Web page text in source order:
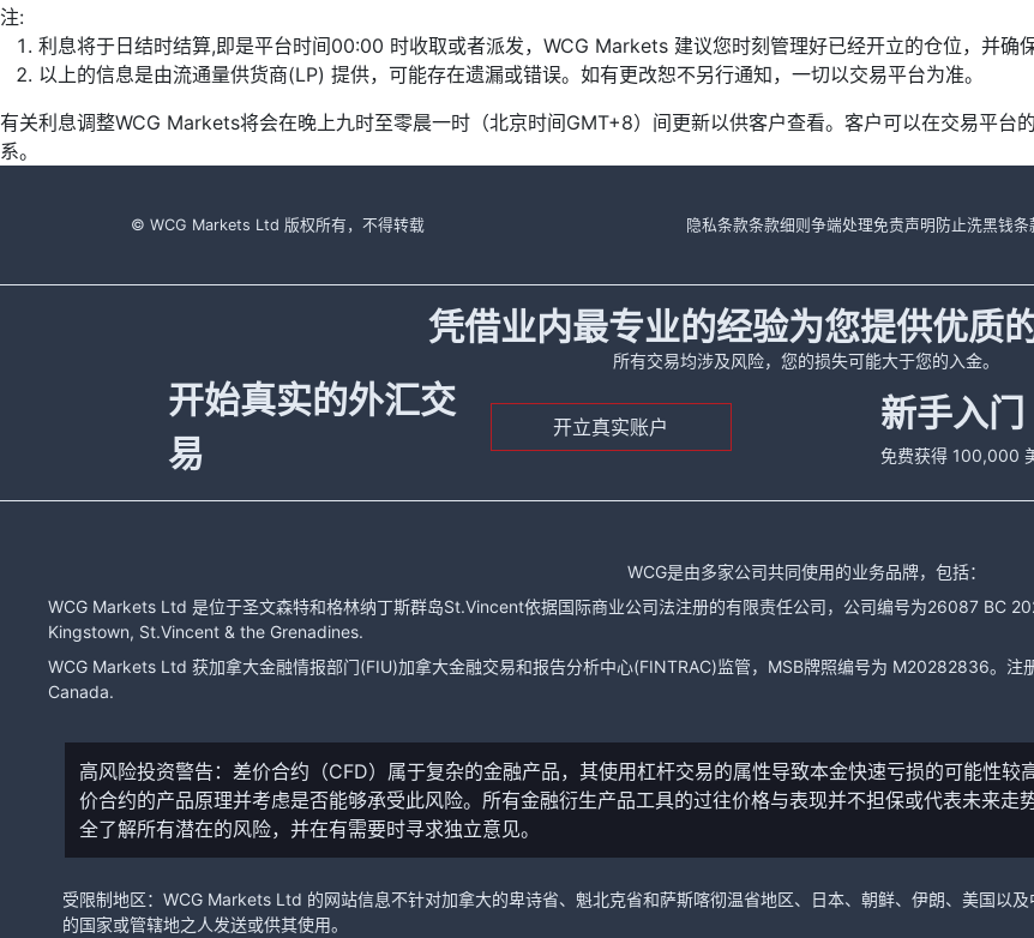
注:
利息将于日结时结算,即是平台时间00:00 时收取或者派发，WCG Markets 建议您时刻管理好已经开立的仓位，并确
以上的信息是由流通量供货商(LP) 提供，可能存在遗漏或错误。如有更改恕不另行通知，一切以交易平台为准。
有关利息调整WCG Markets将会在晚上九时至零晨一时（北京时间GMT+8）间更新以供客户查看。客户可以在交易平台
系。
© WCG Markets Ltd 版权所有，不得转载 隐私条款条款细则 争端处理免责声明 防止洗黑钱条
凭借业内最专业的经验为您提供优质
所有交易均涉及风险，您的损失可能大于您的入金。
开始真实的外汇交
易
开立真实账户 新手入门
免费获得 100,000
WCG是由多家公司共同使用的业务品牌，包括：
WCG Markets Ltd 是位于圣文森特和格林纳丁斯群岛St.Vincent依据国际商业公司法注册的有限责任公司，公司编号为26087 BC
Kingstown, St.Vincent & the Grenadines.
WCG Markets Ltd 获加拿大金融情报部门(FIU)加拿大金融交易和报告分析中心(FINTRAC)监管，MSB牌照编号为 M20282836。
Canada.
高风险投资警告：差价合约（CFD）属于复杂的金融产品，其使用杠杆交易的属性导致本金快速亏损的可能性
价合约的产品原理并考虑是否能够承受此风险。所有金融衍生产品工具的过往价格与表现并不担保或代表未来
全了解所有潜在的风险，并在有需要时寻求独立意见。
受限制地区：WCG Markets Ltd 的网站信息不针对加拿大的卑诗省、魁北克省和萨斯喀彻温省地区、日本、朝鲜、伊朗、美国以
的国家或管辖地之人发送或供其使用。